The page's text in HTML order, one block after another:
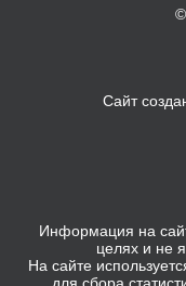
Сайт
Информация на
целях и не
На сайте